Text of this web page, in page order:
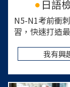
日語
N5-N1考前衝
習，快速打造
我有興